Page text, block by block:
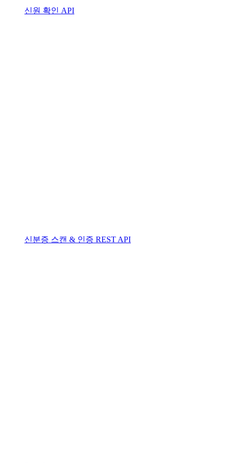
신원 확인 API
신분증 스캔 & 인증 REST API